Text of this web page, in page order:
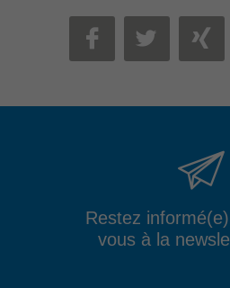
FACEBOOK
Restez
vous à la